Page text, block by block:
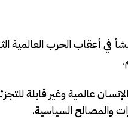
أعقاب الحرب العالمية
1993، مؤكداً أن جميع حقوق الإنسان
والمصالح السياسية.